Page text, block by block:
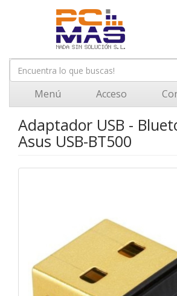
Menú Acceso
Adaptador USB -
Asus USB-BT500